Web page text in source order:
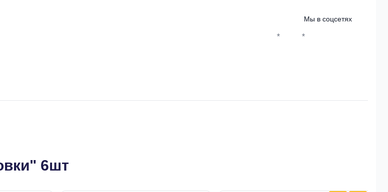
Мы в соцсетях
* *
6шт